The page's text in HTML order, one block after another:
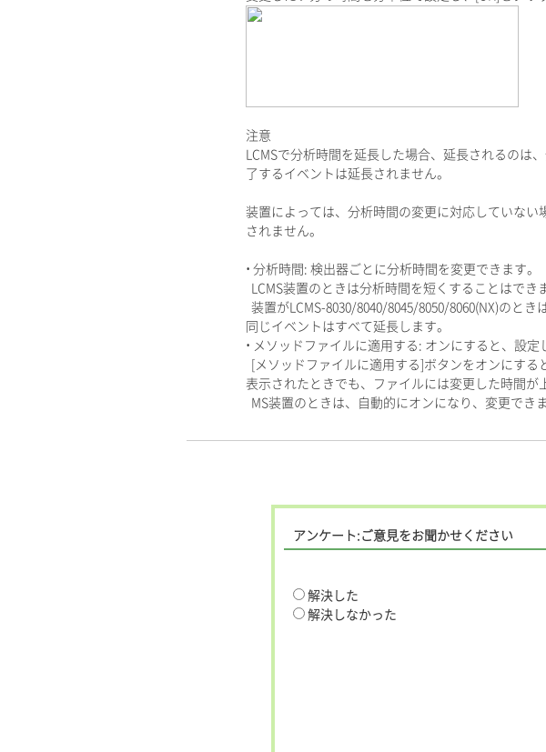
注意
LCMSで分析時間を延長した場合、延長されるの
了するイベントは延長されません。
装置によっては、分析時間の変更に対応していな
されません。
• 分析時間: 検出器ごとに分析時間を変更できます。
LCMS装置のときは分析時間を短くすることはでき
装置がLCMS-8030/8040/8045/8050/8060(NX)のと
同じイベントはすべて延長します。
• メソッドファイルに適用する: オンにすると、設
[メソッドファイルに適用する]ボタンをオンにす
表示されたときでも、ファイルには変更した時間が
MS装置のときは、自動的にオンになり、変更できま
アンケート:ご意見をお聞かせください
解決した
解決しなかった